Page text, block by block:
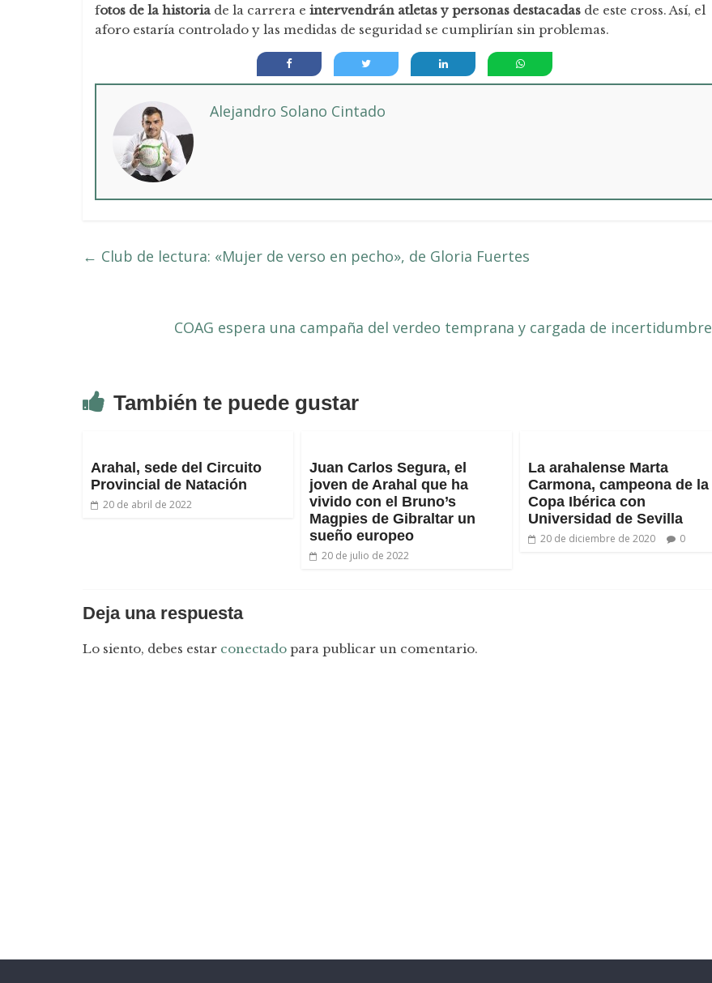
fotos de la historia de la carrera e intervendrán atletas y personas destacadas de este cross. Así, el
aforo estaría controlado y las medidas de seguridad se cumplirían sin problemas.
Alejandro Solano Cintado
← Club de lectura: «Mujer de verso en pecho», de Gloria Fuertes
COAG espera una campaña del verdeo temprana y cargada de incertidumbre
También te puede gustar
Arahal, sede del Circuito
Provincial de Natación
20 de abril de 2022
Juan Carlos Segura, el
joven de Arahal que ha
vivido con el Bruno’s
Magpies de Gibraltar un
sueño europeo
20 de julio de 2022
La arahalense Marta
Carmona, campeona de la
Copa Ibérica con
Universidad de Sevilla
20 de diciembre de 2020 0
Deja una respuesta
Lo siento, debes estar conectado para publicar un comentario.